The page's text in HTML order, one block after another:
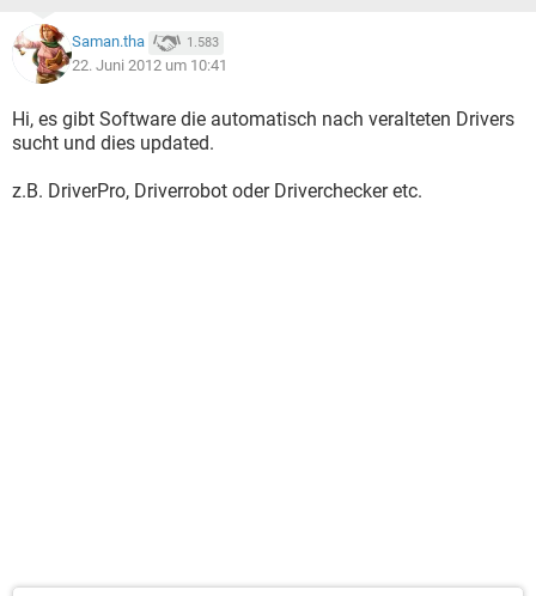
Saman.tha 1.583
22. Juni 2012 um 10:41
Hi, es gibt Software die automatisch nach veralteten Drivers
sucht und dies updated.
z.B. DriverPro, Driverrobot oder Driverchecker etc.